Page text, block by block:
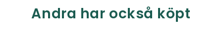
Andra har också köpt